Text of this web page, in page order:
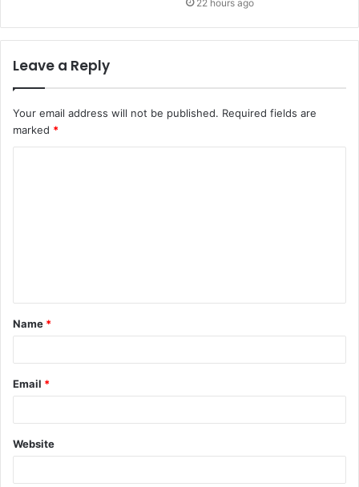
22 hours ago
Leave a Reply
Your email address will not be published. Required fields are
marked *
t
*
Name *
Email *
Website